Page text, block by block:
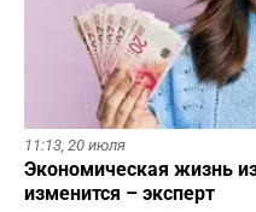
11:13, 20 июля
Экономическая жизнь
изменится – эксперт